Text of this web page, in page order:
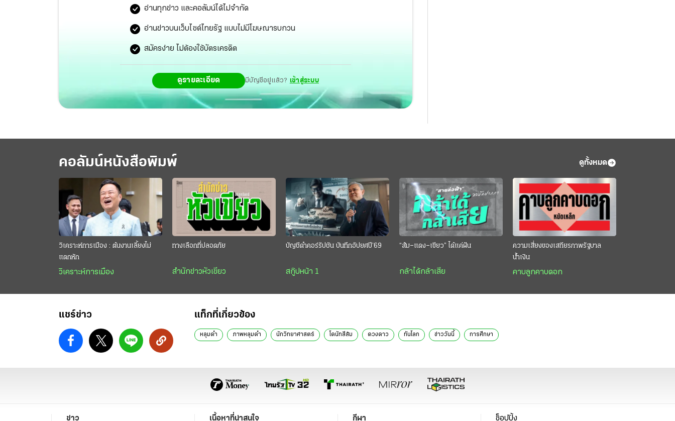
อ่านทุกข่าว และคอลัมน์ได้ไม่จำกัด
อ่านข่าวบนเว็บไซต์ไทยรัฐ แบบไม่มีโฆษณารบกวน
สมัครง่าย ไม่ต้องใช้บัตรเครดิต
ดูรายละเอียด มีบัญชีอยู่แล้ว? เข้าสู่ระบบ
คอลัมน์หนังสือพิมพ์ ดูทั้งหมด
วิเคราะห์การเมือง : ต้นงานเลี้ยงไม่
แตกหัก
วิเคราะห์การเมือง
ทางเลือกที่ปลอดภัย
สำนักข่าวหัวเขียว
บัญชีดำคอร์รัปชัน บันทึกอัปยศปี’69
สกู๊ปหน้า 1
“ส้ม–แดง–เขียว” ได้แค่ฝัน
กล้าได้กล้าเสีย
ความเสี่ยงของเสถียรภาพรัฐบาล
น้ำเงิน
คาบลูกคาบดอก
แชร์ข่าว แท็กที่เกี่ยวข้อง
หลุมดำ ภาพหลุมดำ นักวิทยาศาสตร์ โดนัทสีส้ม ดวงดาว ทันโลก ข่าววันนี้ การศึกษา
ข่าว เนื้อหาที่น่าสนใจ กีฬา ช็อปปิ้ง